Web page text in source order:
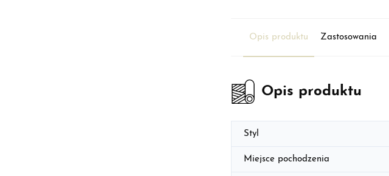
Opis produktu Zastosowania
Opis produktu
Styl
Miejsce pochodzenia